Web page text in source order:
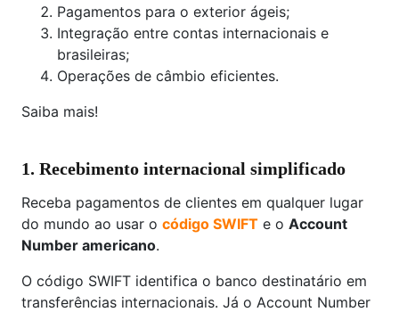
Pagamentos para o exterior ágeis;
Integração entre contas internacionais e
brasileiras;
Operações de câmbio eficientes.
Saiba mais!
1. Recebimento internacional simplificado
Receba pagamentos de clientes em qualquer lugar
do mundo ao usar o código SWIFT e o Account
Number americano.
O código SWIFT identifica o banco destinatário em
transferências internacionais. Já o Account Number